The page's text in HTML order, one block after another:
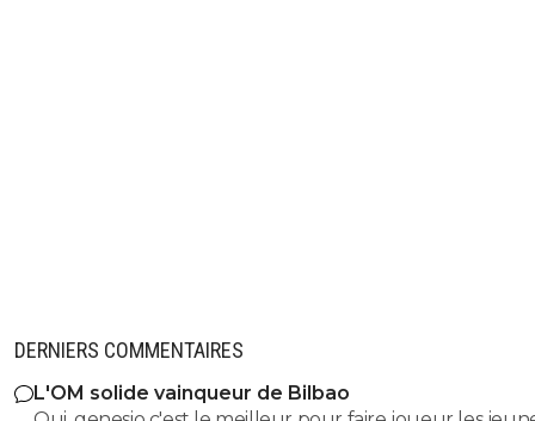
DERNIERS COMMENTAIRES
L'OM solide vainqueur de Bilbao